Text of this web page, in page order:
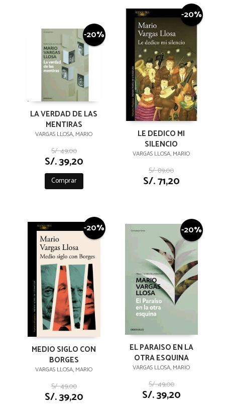
-20%
LA VERDAD DE LAS
MENTIRAS
VARGAS LLOSA, MARIO
S/. 49,00
S/. 39,20
Comprar
-20%
LE DEDICO MI
SILENCIO
VARGAS LLOSA, MARIO
S/. 89,00
S/. 71,20
-20%
MEDIO SIGLO CON
BORGES
VARGAS LLOSA, MARIO
S/. 49,00
S/. 39,20
-20%
EL PARAISO EN LA
OTRA ESQUINA
VARGAS LLOSA, MARIO
S/. 49,00
S/. 39,20